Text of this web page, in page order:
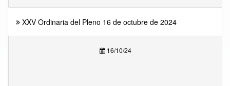
XXV Ordinaria del Pleno 16 de octubre de 2024
16/10/24